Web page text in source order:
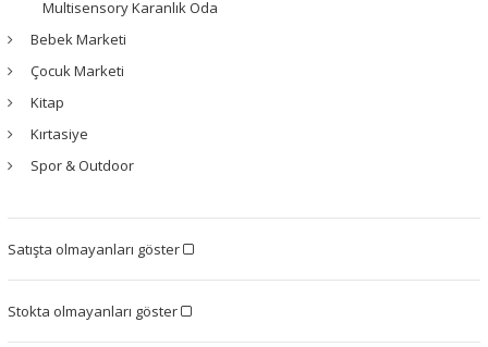
Multisensory Karanlık Oda
Bebek Marketi
Çocuk Marketi
Kitap
Kırtasiye
Spor & Outdoor
Satışta olmayanları göster
Stokta olmayanları göster